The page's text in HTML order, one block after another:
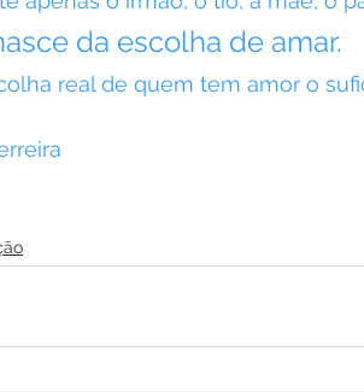
da escolha de amar.
real de quem tem amor o